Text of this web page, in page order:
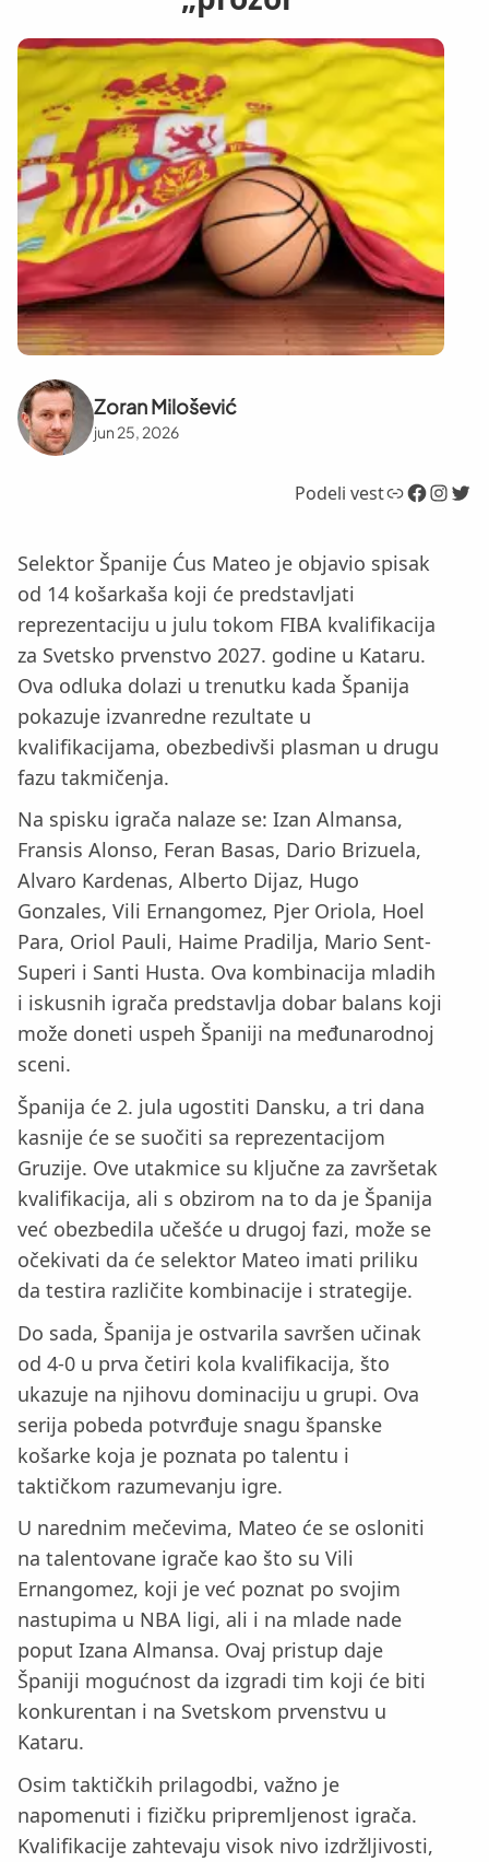
Zoran Milošević
jun 25, 2026
Podeli vestLink Facebook InstagramTwitter
Selektor Španije Ćus Mateo je objavio spisak
od 14 košarkaša koji će predstavljati
reprezentaciju u julu tokom FIBA kvalifikacija
za Svetsko prvenstvo 2027. godine u Kataru.
Ova odluka dolazi u trenutku kada Španija
pokazuje izvanredne rezultate u
kvalifikacijama, obezbedivši plasman u drugu
fazu takmičenja.
Na spisku igrača nalaze se: Izan Almansa,
Fransis Alonso, Feran Basas, Dario Brizuela,
Alvaro Kardenas, Alberto Dijaz, Hugo
Gonzales, Vili Ernangomez, Pjer Oriola, Hoel
Para, Oriol Pauli, Haime Pradilja, Mario Sent-
Superi i Santi Husta. Ova kombinacija mladih
i iskusnih igrača predstavlja dobar balans koji
može doneti uspeh Španiji na međunarodnoj
sceni.
Španija će 2. jula ugostiti Dansku, a tri dana
kasnije će se suočiti sa reprezentacijom
Gruzije. Ove utakmice su ključne za završetak
kvalifikacija, ali s obzirom na to da je Španija
već obezbedila učešće u drugoj fazi, može se
očekivati da će selektor Mateo imati priliku
da testira različite kombinacije i strategije.
Do sada, Španija je ostvarila savršen učinak
od 4-0 u prva četiri kola kvalifikacija, što
ukazuje na njihovu dominaciju u grupi. Ova
serija pobeda potvrđuje snagu španske
košarke koja je poznata po talentu i
taktičkom razumevanju igre.
U narednim mečevima, Mateo će se osloniti
na talentovane igrače kao što su Vili
Ernangomez, koji je već poznat po svojim
nastupima u NBA ligi, ali i na mlade nade
poput Izana Almansa. Ovaj pristup daje
Španiji mogućnost da izgradi tim koji će biti
konkurentan i na Svetskom prvenstvu u
Kataru.
Osim taktičkih prilagodbi, važno je
napomenuti i fizičku pripremljenost igrača.
Kvalifikacije zahtevaju visok nivo izdržljivosti,